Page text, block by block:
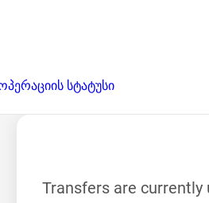
სტატუსი
Transfers are currently